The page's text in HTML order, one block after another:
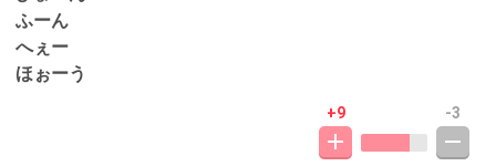
ふーん
へぇー
ほぉーう
+9 -3